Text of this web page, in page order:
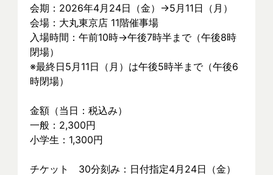
会期：2026年4月24日（金）→5月11日（月）
会場：大丸東京店 11階催事場
入場時間：午前10時→午後7時半まで（午後8時
閉場）
※最終日5月11日（月）は午後5時半まで（午後6
時閉場）
金額（当日：税込み）
一般：2,300円
小学生：1,300円
チケット　30分刻み：日付指定4月24日（金）